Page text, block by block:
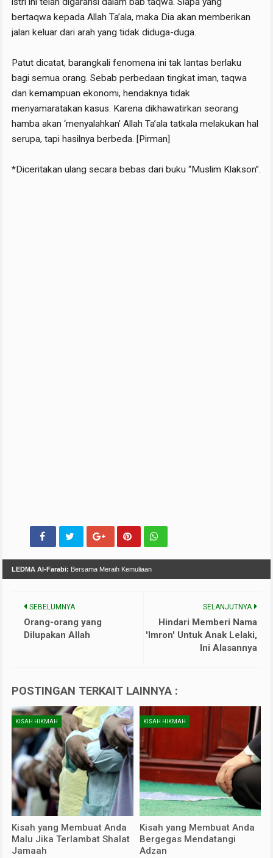
bertaqwa kepada Allah Ta’ala, maka Dia akan memberikan
jalan keluar dari arah yang tidak diduga-duga.
Patut dicatat, barangkali fenomena ini tak lantas berlaku
bagi semua orang. Sebab perbedaan tingkat iman, taqwa
dan kemampuan ekonomi, hendaknya tidak
menyamaratakan kasus. Karena dikhawatirkan seorang
hamba akan ‘menyalahkan’ Allah Ta’ala tatkala melakukan hal
serupa, tapi hasilnya berbeda. [Pirman]
*Diceritakan ulang secara bebas dari buku “Muslim Klakson”.
LEDMA Al-Farabi: Bersama Meraih Kemuliaan
SELANJUTNYA
Hindari Memberi Nama
'Imron' Untuk Anak Lelaki,
Ini Alasannya
SEBELUMNYA
Orang-orang yang
Dilupakan Allah
POSTINGAN TERKAIT LAINNYA :
KISAH HIKMAH
Kisah yang Membuat Anda
Malu Jika Terlambat Shalat
Jamaah
KISAH HIKMAH
Kisah yang Membuat Anda
Bergegas Mendatangi
Adzan